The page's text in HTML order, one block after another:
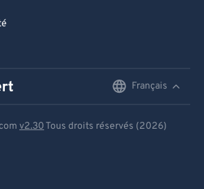
Français
v2.30 Tous droits réservés (2026)